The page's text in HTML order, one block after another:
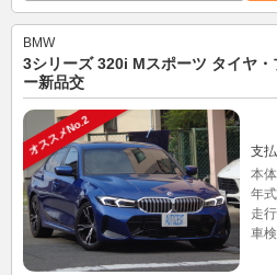
BMW
3シリーズ 320i Mスポーツ タイヤ・
ー新品交
オススメNo.2 支
本
年式
走行
車検